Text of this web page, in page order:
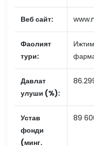
Веб сайт:
Фаолият
тури:
Давлат
улуши (%):
Устав
фонди
(минг.
89